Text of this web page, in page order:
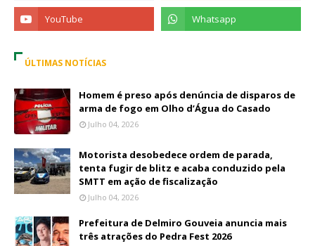
ÚLTIMAS NOTÍCIAS
Homem é preso após denúncia de disparos de
arma de fogo em Olho d’Água do Casado
Julho 04, 2026
Motorista desobedece ordem de parada,
tenta fugir de blitz e acaba conduzido pela
SMTT em ação de fiscalização
Julho 04, 2026
Prefeitura de Delmiro Gouveia anuncia mais
três atrações do Pedra Fest 2026